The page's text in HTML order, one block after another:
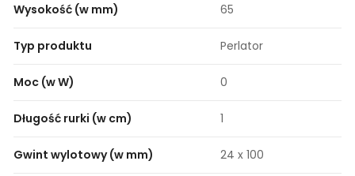
Wysokość (w mm) 65
Typ produktu Perlator
Moc (w W) 0
Długość rurki (w cm) 1
Gwint wylotowy (w mm) 24 x 100